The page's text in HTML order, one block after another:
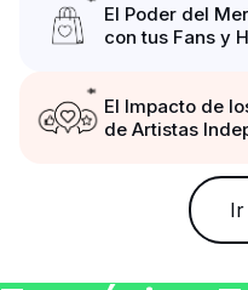
El Poder del
con tus Fans y
El Impacto de
de Artistas
Ir